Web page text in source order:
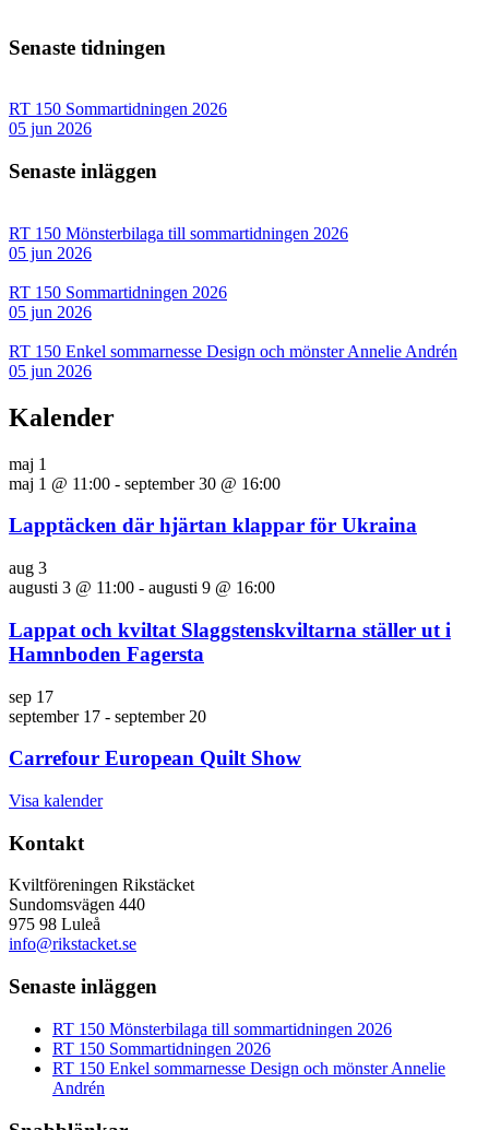
Senaste tidningen
RT 150 Sommartidningen 2026
05 jun 2026
Senaste inläggen
RT 150 Mönsterbilaga till sommartidningen 2026
05 jun 2026
RT 150 Sommartidningen 2026
05 jun 2026
RT 150 Enkel sommarnesse Design och mönster Annelie Andrén
05 jun 2026
Kalender
maj 1
maj 1 @ 11:00 - september 30 @ 16:00
Lapptäcken där hjärtan klappar för Ukraina
aug 3
augusti 3 @ 11:00 - augusti 9 @ 16:00
Lappat och kviltat Slaggstenskviltarna ställer ut i
Hamnboden Fagersta
sep 17
september 17 - september 20
Carrefour European Quilt Show
Visa kalender
Kontakt
Kviltföreningen Rikstäcket
Sundomsvägen 440
975 98 Luleå
info@rikstacket.se
Senaste inläggen
RT 150 Mönsterbilaga till sommartidningen 2026
RT 150 Sommartidningen 2026
RT 150 Enkel sommarnesse Design och mönster Annelie
Andrén